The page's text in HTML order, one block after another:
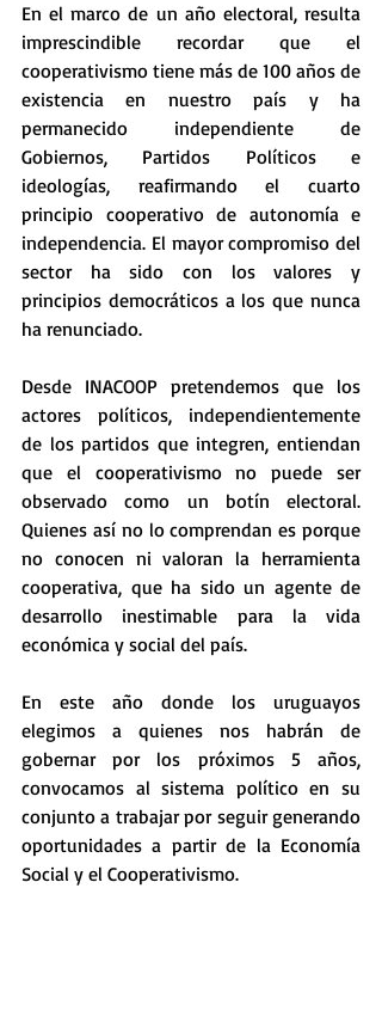
En el marco de un año electoral, resulta
imprescindible recordar que el
cooperativismo tiene más de 100 años de
existencia en nuestro país y ha
permanecido independiente de
Gobiernos, Partidos Políticos e
ideologías, reafirmando el cuarto
principio cooperativo de autonomía e
independencia. El mayor compromiso del
sector ha sido con los valores y
principios democráticos a los que nunca
ha renunciado.
Desde INACOOP pretendemos que los
actores políticos, independientemente
de los partidos que integren, entiendan
que el cooperativismo no puede ser
observado como un botín electoral.
Quienes así no lo comprendan es porque
no conocen ni valoran la herramienta
cooperativa, que ha sido un agente de
desarrollo inestimable para la vida
económica y social del país.
En este año donde los uruguayos
elegimos a quienes nos habrán de
gobernar por los próximos 5 años,
convocamos al sistema político en su
conjunto a trabajar por seguir generando
oportunidades a partir de la Economía
Social y el Cooperativismo.